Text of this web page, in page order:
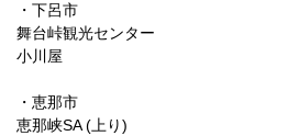
・下呂市
舞台峠観光センター
小川屋
・恵那市
恵那峡SA (上り)